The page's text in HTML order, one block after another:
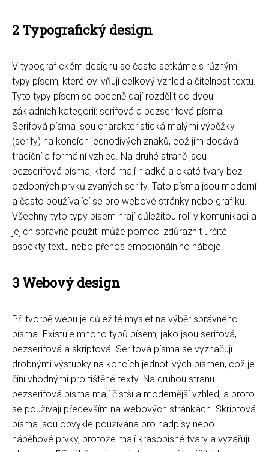
2 Typografický design
V typografickém designu se často setkáme s různými
typy písem, které ovlivňují celkový vzhled a čitelnost textu.
Tyto typy písem se obecně dají rozdělit do dvou
základních kategorií: serifová a bezserifová písma.
Serifová písma jsou charakteristická malými výběžky
(serify) na koncích jednotlivých znaků, což jim dodává
tradiční a formální vzhled. Na druhé straně jsou
bezserifová písma, která mají hladké a okaté tvary bez
ozdobných prvků zvaných serify. Tato písma jsou moderní
a často používající se pro webové stránky nebo grafiku.
Všechny tyto typy písem hrají důležitou roli v komunikaci a
jejich správné použití může pomoci zdůraznit určité
aspekty textu nebo přenos emocionálního náboje.
3 Webový design
Při tvorbě webu je důležité myslet na výběr správného
písma. Existuje mnoho typů písem, jako jsou serifová,
bezserifová a skriptová. Serifová písma se vyznačují
drobnými výstupky na koncích jednotlivých písmen, což je
činí vhodnými pro tištěné texty. Na druhou stranu
bezserifová písma mají čistší a modernější vzhled, a proto
se používají především na webových stránkách. Skriptová
písma jsou obvykle používána pro nadpisy nebo
náběhové prvky, protože mají krasopisné tvary a vyzařují